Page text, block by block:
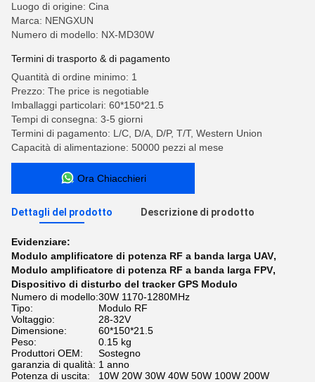
Luogo di origine: Cina
Marca: NENGXUN
Numero di modello: NX-MD30W
Termini di trasporto & di pagamento
Quantità di ordine minimo: 1
Prezzo: The price is negotiable
Imballaggi particolari: 60*150*21.5
Tempi di consegna: 3-5 giorni
Termini di pagamento: L/C, D/A, D/P, T/T, Western Union
Capacità di alimentazione: 50000 pezzi al mese
Ora Chiacchieri
Dettagli del prodotto Descrizione di prodotto
Evidenziare:
Modulo amplificatore di potenza RF a banda larga UAV,
Modulo amplificatore di potenza RF a banda larga FPV,
Dispositivo di disturbo del tracker GPS Modulo
Numero di modello:30W 1170-1280MHz
Tipo:
Modulo RF
Voltaggio:
28-32V
Dimensione:
60*150*21.5
Peso:
0.15 kg
Produttori OEM:
Sostegno
garanzia di qualità: 1 anno
Potenza di uscita:
10W 20W 30W 40W 50W 100W 200W